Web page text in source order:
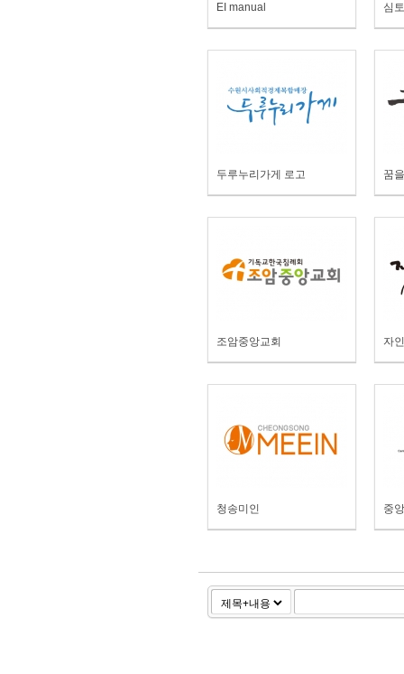
EI manual 심
두루누리가게 로고 꿈
조암중앙교회 자
청송미인 중